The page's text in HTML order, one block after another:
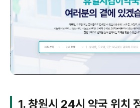
1. 창원시 24시 약국 위치